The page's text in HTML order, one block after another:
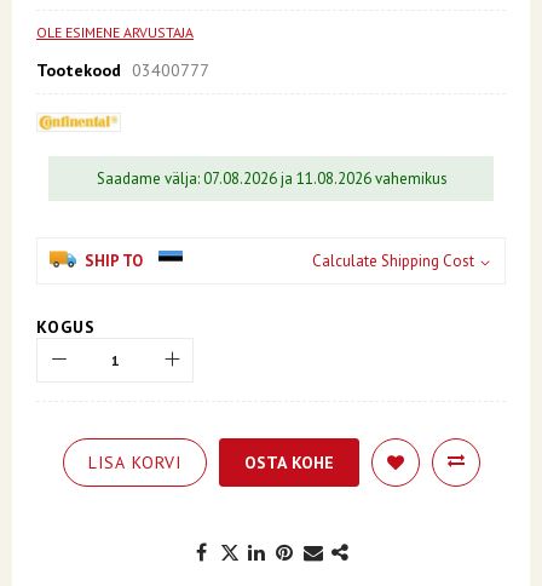
images
OLE ESIMENE ARVUSTAJA
Tootekood 03400777
Saadame välja: 07.08.2026 ja 11.08.2026 vahemikus
SHIP TO Calculate Shipping Cost
KOGUS
LISA KORVI OSTA KOHE